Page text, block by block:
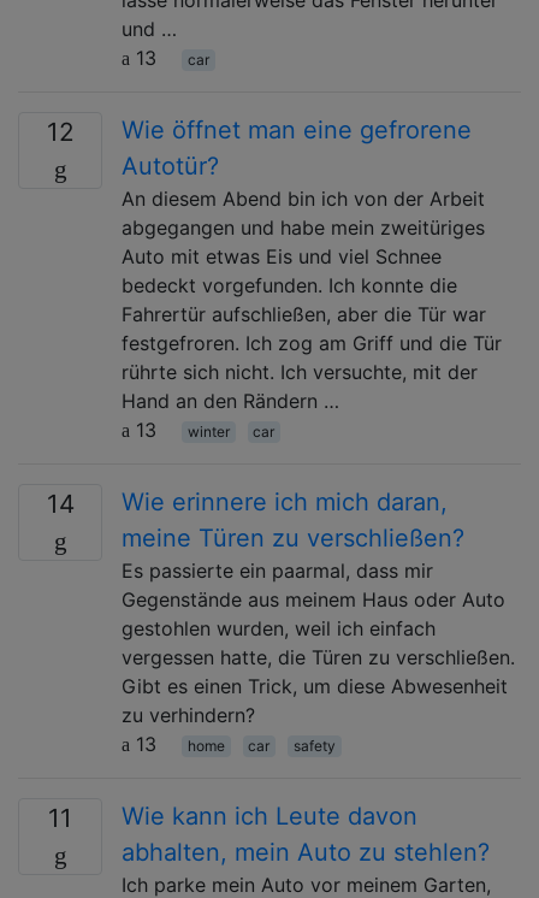
und …
13
car
12
Wie öffnet man eine gefrorene
Autotür?
An diesem Abend bin ich von der Arbeit
abgegangen und habe mein zweitüriges
Auto mit etwas Eis und viel Schnee
bedeckt vorgefunden. Ich konnte die
Fahrertür aufschließen, aber die Tür war
festgefroren. Ich zog am Griff und die Tür
rührte sich nicht. Ich versuchte, mit der
Hand an den Rändern …
13
winter car
14
Wie erinnere ich mich daran,
meine Türen zu verschließen?
Es passierte ein paarmal, dass mir
Gegenstände aus meinem Haus oder Auto
gestohlen wurden, weil ich einfach
vergessen hatte, die Türen zu verschließen.
Gibt es einen Trick, um diese Abwesenheit
zu verhindern?
13
home car safety
11
Wie kann ich Leute davon
abhalten, mein Auto zu stehlen?
Ich parke mein Auto vor meinem Garten,